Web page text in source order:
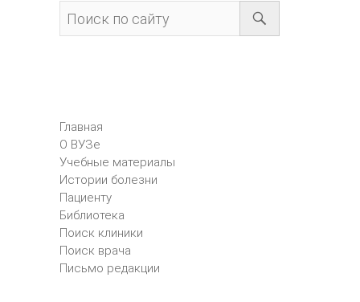
Главная
О ВУЗе
Учебные материалы
Истории болезни
Пациенту
Библиотека
Поиск клиники
Поиск врача
Письмо редакции